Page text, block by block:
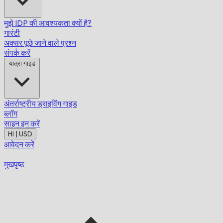
मुझे IDP की आवश्यकता क्यों है?
गारंटी
अक्सर पूछे जाने वाले प्रश्न
संपर्क करें
यात्रा गाइड
अंतर्राष्ट्रीय ड्राइविंग गाइड
ब्लॉग
साइन इन करें
HI | USD
आवेदन करें
मुखपृष्ठ